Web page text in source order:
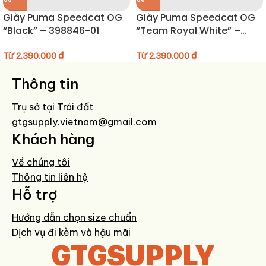
hằng ngày, vừa là điểm nhấn hoàn hảo cho outfit mang đậm tinh
thần retro hiện đại.
HƯỚNG DẪN BẢO QUẢN GIÀY
Làm sạch bằng khăn mềm hoặc bàn chải lông mảnh.
Không ngâm nước, sử dụng bàn chải mềm để vệ sinh phần upper và
đế ngoài
Tránh phơi nắng trực tiếp để giữ form và màu sắc.
Giày Puma Speedcat OG
“Black” – 398846-01
Từ2.390.000₫
Giày Puma Speedcat OG
“Team Royal White” –
Từ2.390.000₫
Thông tin
Trụ sở tại Trái đất
gtgsupply.vietnam@gmail.com
Khách hàng
Về chúng tôi
Thông tin liên hệ
Hỗ trợ
Hướng dẫn chọn size chuẩn
Dịch vụ đi kèm và hậu mãi
GTGSUPPLY